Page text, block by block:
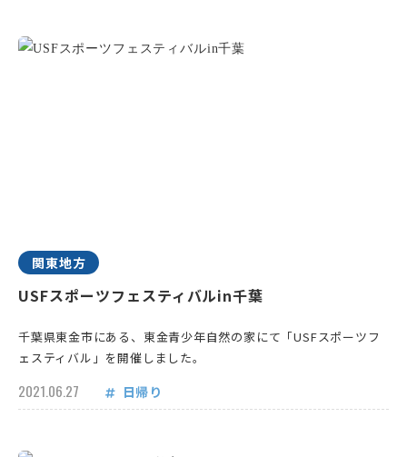
関東地方
USFスポーツフェスティバルin千葉
千葉県東金市にある、東金青少年自然の家にて「USFスポーツフ
ェスティバル」を開催しました。
2021.06.27 日帰り